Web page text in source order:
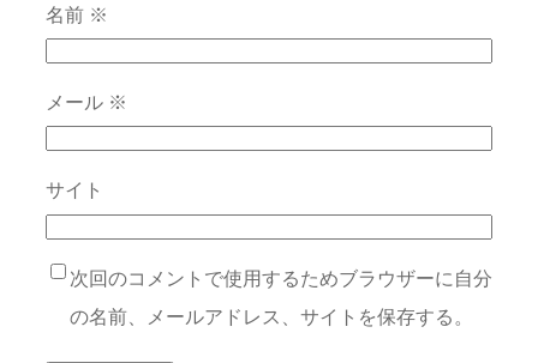
名前 ※
メール ※
サイト
次回のコメントで使用するためブラウザーに自分
の名前、メールアドレス、サイトを保存する。